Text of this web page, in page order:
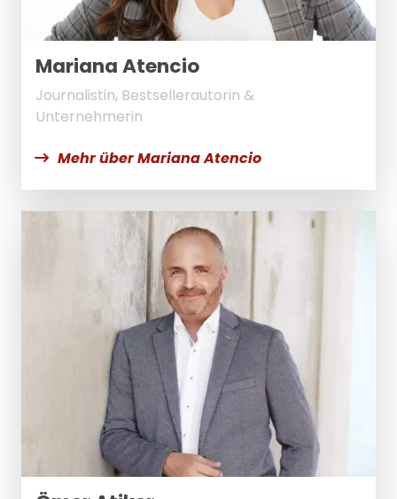
Mariana Atencio
Journalistin, Bestsellerautorin &
Unternehmerin
Mehr über Mariana Atencio